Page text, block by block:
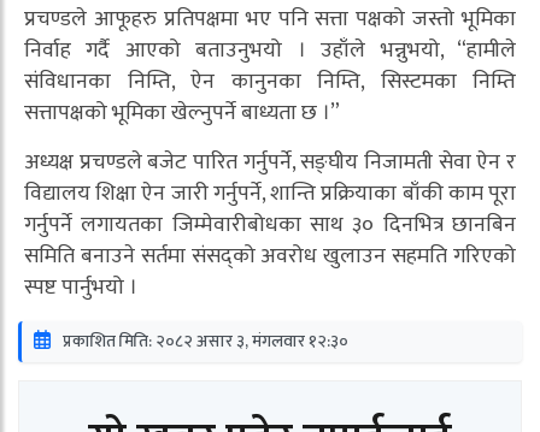
प्रचण्डले आफूहरु प्रतिपक्षमा भए पनि सत्ता पक्षको जस्तो भूमिका
निर्वाह गर्दै आएको बताउनुभयो । उहाँले भन्नुभयो, “हामीले
संविधानका निम्ति, ऐन कानुनका निम्ति, सिस्टमका निम्ति
सत्तापक्षको भूमिका खेल्नुपर्ने बाध्यता छ ।”
अध्यक्ष प्रचण्डले बजेट पारित गर्नुपर्ने, सङ्घीय निजामती सेवा ऐन र
विद्यालय शिक्षा ऐन जारी गर्नुपर्ने, शान्ति प्रक्रियाका बाँकी काम पूरा
गर्नुपर्ने लगायतका जिम्मेवारीबोधका साथ ३० दिनभित्र छानबिन
समिति बनाउने सर्तमा संसद्को अवरोध खुलाउन सहमति गरिएको
स्पष्ट पार्नुभयो ।
प्रकाशित मिति: २०८२ असार ३, मंगलवार १२:३०